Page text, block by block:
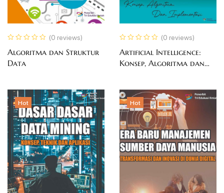
(0 reviews)
Algoritma dan Struktur
Data
(0 reviews)
Artificial Intelligence:
Konsep, Algoritma dan
Hot Hot